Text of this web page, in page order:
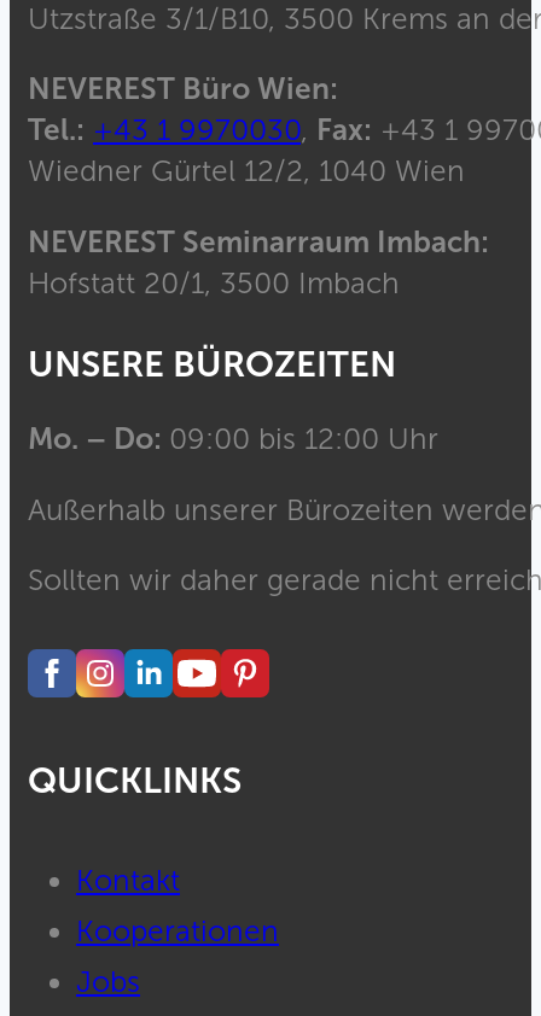
Utzstraße 3/1/B10, 3500 Krems an
NEVEREST Büro Wien:
Tel.: +43 1 9970030, Fax: +43 1
Wiedner Gürtel 12/2, 1040 Wien
NEVEREST Seminarraum Imbach:
Hofstatt 20/1, 3500 Imbach
UNSERE BÜROZEITEN
Mo. – Do: 09:00 bis 12:00 Uhr
Außerhalb unserer Bürozeiten
Sollten wir daher gerade nicht
QUICKLINKS
Kontakt
Kooperationen
Jobs